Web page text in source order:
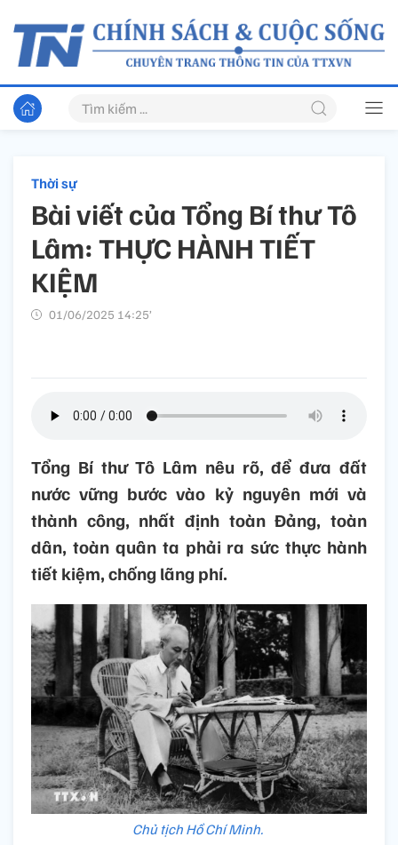
Thời sự
Bài viết của Tổng Bí thư Tô
Lâm: THỰC HÀNH TIẾT
KIỆM
01/06/2025 14:25’
Tổng Bí thư Tô Lâm nêu rõ, để đưa đất
nước vững bước vào kỷ nguyên mới và
thành công, nhất định toàn Đảng, toàn
dân, toàn quân ta phải ra sức thực hành
tiết kiệm, chống lãng phí.
Chủ tịch Hồ Chí Minh.